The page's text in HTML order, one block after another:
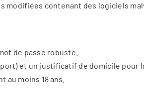
modifiées contenant des logiciels
de passe robuste.
et un justificatif de domicile pour
moins 18 ans.